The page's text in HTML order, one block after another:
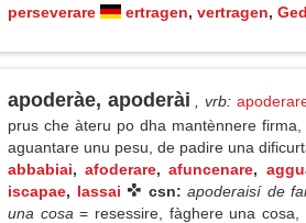
perseverare
ertragen, vertragen,
apoderàe, apoderài , vrb:
prus che àteru po dha mantènnere
aguantare unu pesu, de padire una
abbabiai,afoderare,afuncenare,
iscapae, lassai csn: apoderaisí de
una cosa= resessire, fàghere una